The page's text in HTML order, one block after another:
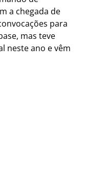
a chegada de
para
mas teve
neste ano e vêm